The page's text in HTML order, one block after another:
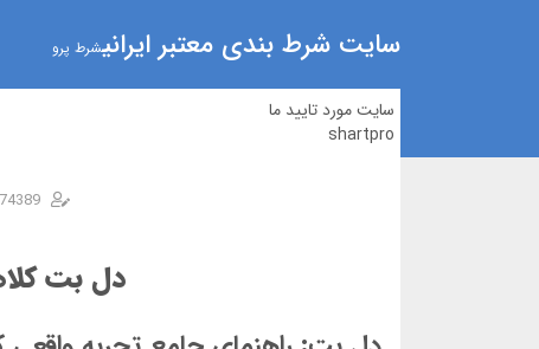
سایت شرط بندی معتبر ایرانیشرط پرو
سایت مورد تایید ما
shartpro
دل بت